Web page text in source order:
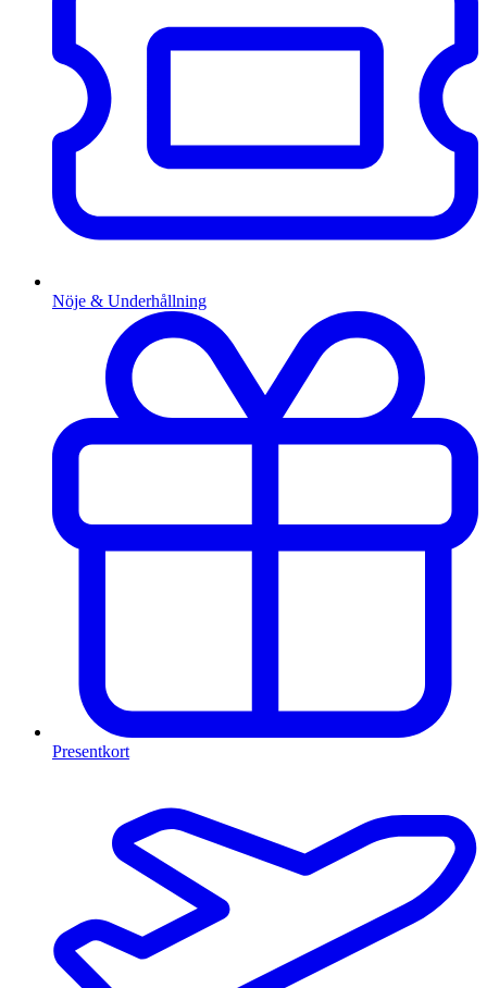
Nöje & Underhållning
Presentkort